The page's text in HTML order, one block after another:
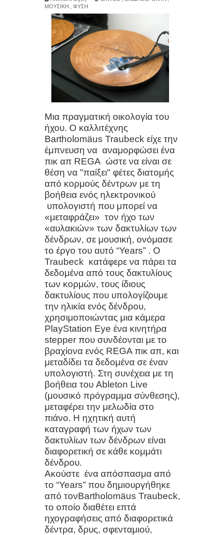
κάτι περίπλοκο… αλλά κάτι πολύ
συγκεκριμένο.»
Αντικατέστησε τώρα ΑΥΤΑ τα λάδια
της κουζίνας σου (Γερνάνε τα
κύτταρά σου 10 χρόνια πιο γρήγορα)
4 βιταμίνες που λείπουν από τους
περισσότερους ανθρώπους άνω των
50
9 τροφές που βοηθούν φυσικά στη
μείωση της πίεσης χωρίς φάρμακα
7 μικρές αλλαγές που αυξάνουν την
ευτυχία σας καθημερινά «Δεν
χρειάζονται μεγάλες αλλαγές — μόνο
σωστές κινήσεις.»
Πρωτεΐνη μετά τα 50: Πόση
χρειάζεστε πραγματικά – Οδηγός 5
βημάτων
Μετά τα 50, σταμάτα να τρως ΑΥΤΟ
το «υγιεινό» πρωινό (Σου κλέβει την
ενέργεια και μπλοκάρει τον
μεταβολισμό σου
Ερημίτες της ψηφιακής εποχής
Τι είναι τα microgreens και πώς να
τα καλλιεργήσετε
Greenwashing : Είναι όλα τα
πράσινα προϊόντα πραγματικά
ΜΟΥΣΙΚΗ
ΦΥΣΗ
Μια πραγματική οικολογία του
ήχου. Ο καλλιτέχνης
Bartholomäus Traubeck είχε την
έμπνευση να αναμορφώσει ένα
πικ απ REGA ώστε να είναι σε
θέση να "παίξει" φέτες διατομής
από κορμούς δέντρων με τη
βοήθεια ενός ηλεκτρονικού
υπολογιστή που μπορεί να
«μεταφράζει» τον ήχο των
«αυλακιών» των δακτυλίων των
δένδρων, σε μουσική, ονόμασε
το έργο του αυτό “Years” . Ο
Traubeck κατάφερε να πάρει τα
δεδομένα από τους δακτυλίους
των κορμών, τους ίδιους
δακτυλίους που υπολογίζουμε
την ηλικία ενός δένδρου,
χρησιμοποιώντας μια κάμερα
PlayStation Eye ένα κινητήρα
stepper που συνδέονται με το
βραχίονα ενός REGA πικ απ, και
μεταδίδει τα δεδομένα σε έναν
υπολογιστή. Στη συνέχεια με τη
βοήθεια του Ableton Live
(μουσικό πρόγραμμα σύνθεσης),
μεταφέρει την μελωδία στο
πιάνο. Η ηχητική αυτή
καταγραφή των ήχων των
δακτυλίων των δένδρων είναι
διαφορετική σε κάθε κομμάτι
δένδρου.
Ακούστε ένα απόσπασμα από
το “Years” που δημιουργήθηκε
από τονBartholomäus Traubeck,
το οποίο διαθέτει επτά
ηχογραφήσεις από διαφορετικά
δέντρα, δρυς, σφενταμιού,